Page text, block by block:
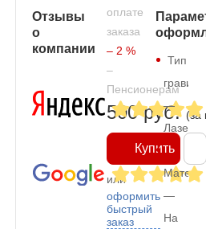
Отзывы
о
компании
оплате
заказа
– 2 %
–
Пенсионерам
500 руб. (за
Купить
или
оформить
быстрый
заказ
Тип
—
—
На